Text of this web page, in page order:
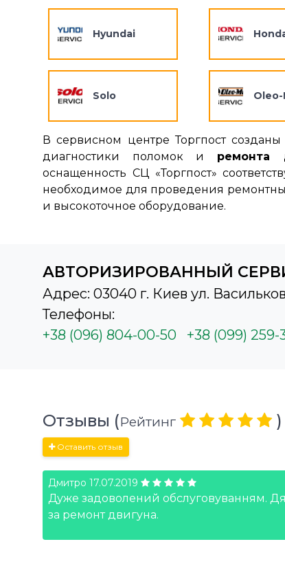
Hyundai
Solo Oleo-
В сервисном центре Торгпост
диагностики поломок и ремонта
оснащенность СЦ «Торгпост»
необходимое для проведения
и высокоточное оборудование.
АВТОРИЗИРОВАННЫЙ
Адрес: 03040 г. Киев ул.
Телефоны:
+38 (096) 804-00-50
+38 (099) 259-
Отзывы (Рейтинг )
Оставить отзыв
Дмитро 17.07.2019
Дуже задоволений обслуговуванням.
за ремонт двигуна.